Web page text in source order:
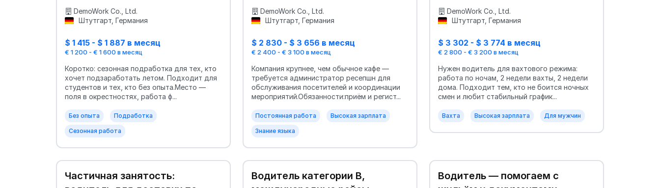
DemoWork Co., Ltd.
Штутгарт, Германия
$ 1 415 - $ 1 887 в месяц
€ 1 200 - € 1 600 в месяц
Коротко: сезонная подработка для тех, кто
хочет подзаработать летом. Подходит для
студентов и тех, кто без опыта.Место —
поля в окрестностях, работа ф...
Без опыта Подработка
Сезонная работа
ресепшн крупного центра)
DemoWork Co., Ltd.
Штутгарт, Германия
$ 2 830 - $ 3 656 в месяц
€ 2 400 - € 3 100 в месяц
Компания крупнее, чем обычное кафе —
требуется администратор ресепшн для
обслуживания посетителей и координации
мероприятий.Обязанности:приём и регист...
Постоянная работа Высокая зарплата
Знание языка
DemoWork Co., Ltd.
Штутгарт, Германия
$ 3 302 - $ 3 774 в месяц
€ 2 800 - € 3 200 в месяц
Нужен водитель для вахтового режима:
работа по ночам, 2 недели вахты, 2 недели
дома. Подходит тем, кто не боится ночных
смен и любит стабильный график...
Вахта Высокая зарплата Для мужчин
Частичная занятость:
Водитель категории B,
Водитель — помогаем с